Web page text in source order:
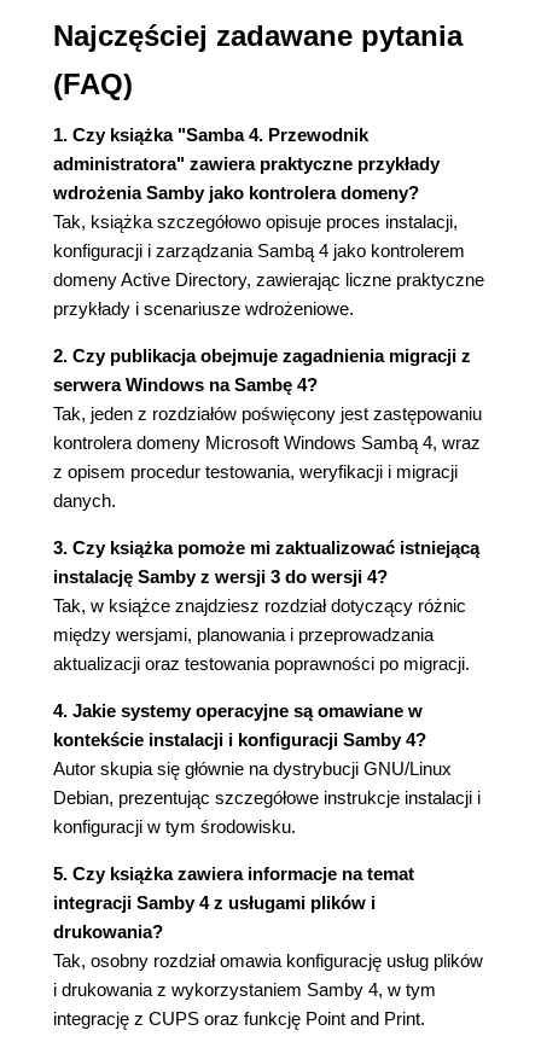
Przyłączenie komputera działającego pod
Active Directory (67)
Samba 4 (73)
Umożliwienie użytkownikowi tworzenia zasad
grupy (78)
Umożliwienie użytkownikowi połączenia
zasady grupy z jednostką organizacyjną (82)
Tworzenie zasady grupy (84)
Zaufane relacje i replikacja w serwerze Samba 4
(87)
Podsumowanie (92)
Rozdział 4. Zastąpienie serwera Microsoft
Windows w usłudze Active Directory (93)
Ważne kwestie przed zastąpieniem kontrolera
Planowanie operacji zastąpienia serwera - testy i
weryfikacja (95)
Eksport obiektów katalogu (99)
Porównywanie danych w utworzonej kopii
oraz w działającej usłudze Active Directory
Zastąpienie kontrolera domeny usługi Active
Directory (103)
Sprawdzenie poprawności operacji zastąpienia
serwera (121)
Podsumowanie (124)
Rozdział 5. Uaktualnienie Samby z wersji 3 (127)
Różnice między serwerem Samba w wersjach 3 i
4 (128)
Kluczowe kwestie, które trzeba rozważyć przed
uaktualnieniem (129)
Opracowanie planu uaktualnienia (130)
Najczęściej zadawane pytania
(FAQ)
1. Czy książka "Samba 4. Przewodnik
administratora" zawiera praktyczne przykłady
wdrożenia Samby jako kontrolera domeny?
Tak, książka szczegółowo opisuje proces instalacji,
konfiguracji i zarządzania Sambą 4 jako kontrolerem
domeny Active Directory, zawierając liczne praktyczne
przykłady i scenariusze wdrożeniowe.
2. Czy publikacja obejmuje zagadnienia migracji z
serwera Windows na Sambę 4?
Tak, jeden z rozdziałów poświęcony jest zastępowaniu
kontrolera domeny Microsoft Windows Sambą 4, wraz
z opisem procedur testowania, weryfikacji i migracji
danych.
3. Czy książka pomoże mi zaktualizować istniejącą
instalację Samby z wersji 3 do wersji 4?
Tak, w książce znajdziesz rozdział dotyczący różnic
między wersjami, planowania i przeprowadzania
aktualizacji oraz testowania poprawności po migracji.
4. Jakie systemy operacyjne są omawiane w
kontekście instalacji i konfiguracji Samby 4?
Autor skupia się głównie na dystrybucji GNU/Linux
Debian, prezentując szczegółowe instrukcje instalacji i
konfiguracji w tym środowisku.
5. Czy książka zawiera informacje na temat
integracji Samby 4 z usługami plików i
drukowania?
Tak, osobny rozdział omawia konfigurację usług plików
i drukowania z wykorzystaniem Samby 4, w tym
integrację z CUPS oraz funkcję Point and Print.